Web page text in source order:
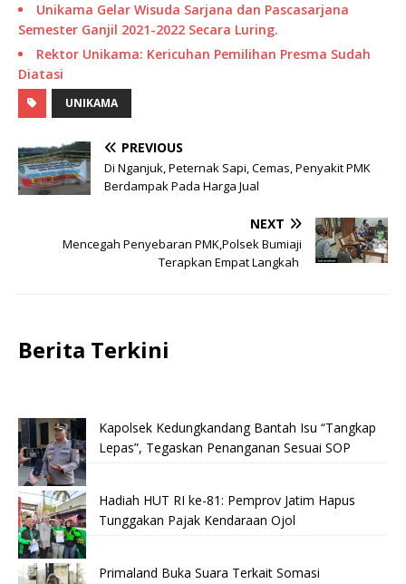
Unikama Gelar Wisuda Sarjana dan Pascasarjana
Semester Ganjil 2021-2022 Secara Luring.
Rektor Unikama: Kericuhan Pemilihan Presma Sudah
Diatasi
UNIKAMA
PREVIOUS
Di Nganjuk, Peternak Sapi, Cemas, Penyakit PMK
Berdampak Pada Harga Jual
NEXT
Mencegah Penyebaran PMK,Polsek Bumiaji
Terapkan Empat Langkah
Berita Terkini
Kapolsek Kedungkandang Bantah Isu “Tangkap
Lepas”, Tegaskan Penanganan Sesuai SOP
Hadiah HUT RI ke-81: Pemprov Jatim Hapus
Tunggakan Pajak Kendaraan Ojol
Primaland Buka Suara Terkait Somasi